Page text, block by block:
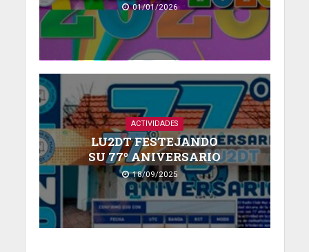
01/01/2026
ACTIVIDADES
LU2DT FESTEJANDO
SU 77º ANIVERSARIO
18/09/2025